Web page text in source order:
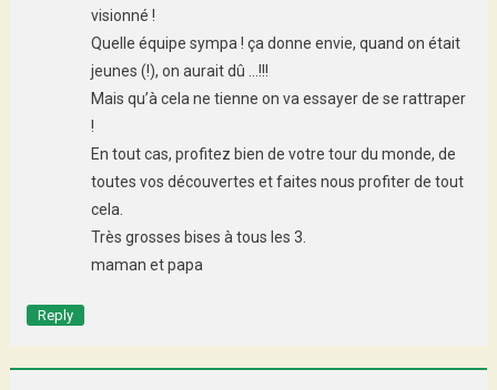
visionné !
Quelle équipe sympa ! ça donne envie, quand on était
jeunes (!), on aurait dû …!!!
Mais qu’à cela ne tienne on va essayer de se rattraper
!
En tout cas, profitez bien de votre tour du monde, de
toutes vos découvertes et faites nous profiter de tout
cela.
Très grosses bises à tous les 3.
maman et papa
Reply